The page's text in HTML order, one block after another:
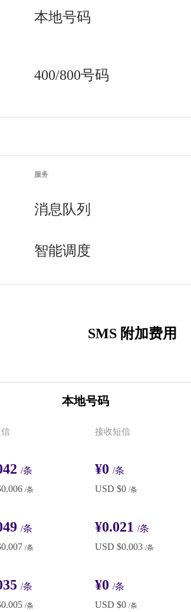
本地号码
400/800号码
服务
消息队列
智能调度
SMS 附加费用
本地号码
接收短信
/条
/条
¥0 /条
USD $0 /条
/条
/条
¥0.021 /条
USD $0.003 /条
/条
/条
¥0 /条
USD $0 /条